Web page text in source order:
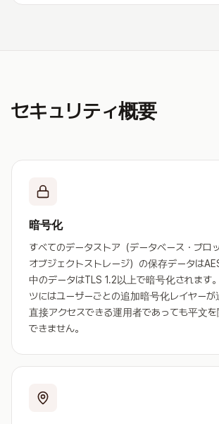
セキュリティ概要
暗号化
すべてのデータストア（データベース・ブロ
オブジェクトストレージ）の保存データは
中のデータはTLS 1.2以上で暗号化されます
ツにはユーザーごとの追加暗号化レイヤー
直接アクセスできる運用者であっても平文
できません。